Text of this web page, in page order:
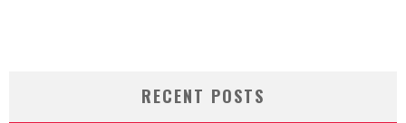
RECENT POSTS